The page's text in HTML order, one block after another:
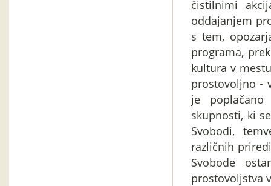
čistilnimi
oddajanjem
s tem,
programa,
kultura v
prostovoljno -
je
skupnosti, ki
Svobodi,
različnih
Svobode
prostovoljstva